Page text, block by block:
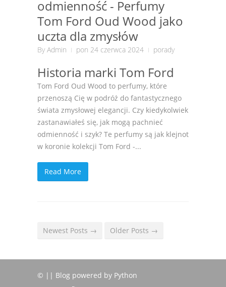
odmienność - Perfumy
Tom Ford Oud Wood jako
uczta dla zmysłów
ByAdmin pon 24 czerwca 2024 porady
Historia marki Tom Ford
Tom Ford Oud Wood to perfumy, które
przenoszą Cię w podróż do fantastycznego
świata zmysłowej elegancji. Czy kiedykolwiek
zastanawiałeś się, jak mogą pachnieć
odmienność i szyk? Te perfumy są jak klejnot
w koronie kolekcji Tom Ford -...
Read More
Newest Posts → Older Posts →
© || Blog powered by Python